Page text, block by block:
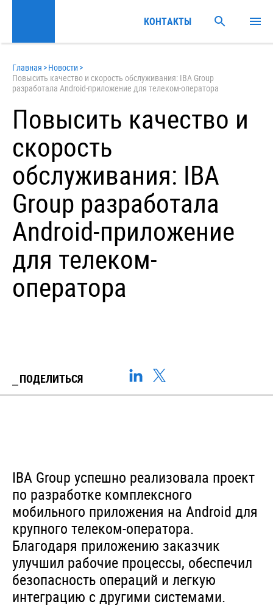
Главная >Новости>
Повысить качество и скорость обслуживания: IBA Group
разработала Android-приложение для телеком-оператора
Повысить качество и
скорость
обслуживания: IBA
Group разработала
Android-приложение
для телеком-
оператора
ПОДЕЛИТЬСЯ
IBA Group успешно реализовала проект
по разработке комплексного
мобильного приложения на Android для
крупного телеком-оператора.
Благодаря приложению заказчик
улучшил рабочие процессы, обеспечил
безопасность операций и легкую
интеграцию с другими системами.
КОНТАКТЫ